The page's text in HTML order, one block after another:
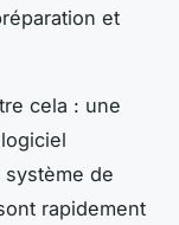
et
cela : une
système de
rapidement